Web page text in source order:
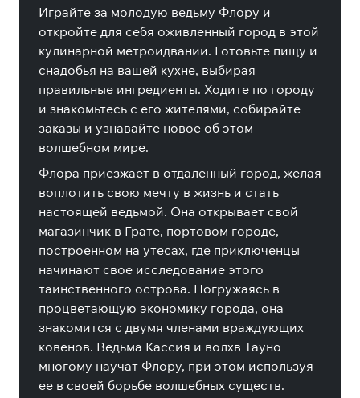
Играйте за молодую ведьму Флору и
откройте для себя оживленный город в этой
кулинарной метроидвании. Готовьте пищу и
снадобья на вашей кухне, выбирая
правильные ингредиенты. Ходите по городу
и знакомьтесь с его жителями, собирайте
заказы и узнавайте новое об этом
волшебном мире.
Флора приезжает в отдаленный город, желая
воплотить свою мечту в жизнь и стать
настоящей ведьмой. Она открывает свой
магазинчик в Грате, портовом городе,
построенном на утесах, где приключенцы
начинают свое исследование этого
таинственного острова. Погружаясь в
процветающую экономику города, она
знакомится с двумя членами враждующих
ковенов. Ведьма Кассия и волхв Тауно
многому научат Флору, при этом используя
ее в своей борьбе волшебных существ.